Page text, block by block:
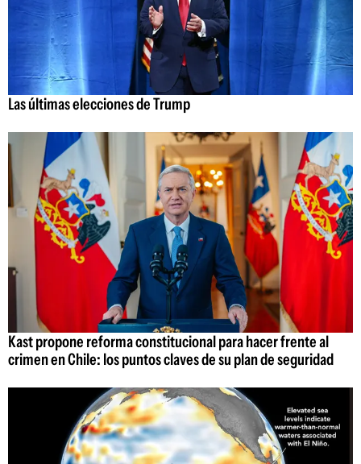
Las últimas elecciones de Trump
Kast propone reforma constitucional para hacer frente al
crimen en Chile: los puntos claves de su plan de seguridad